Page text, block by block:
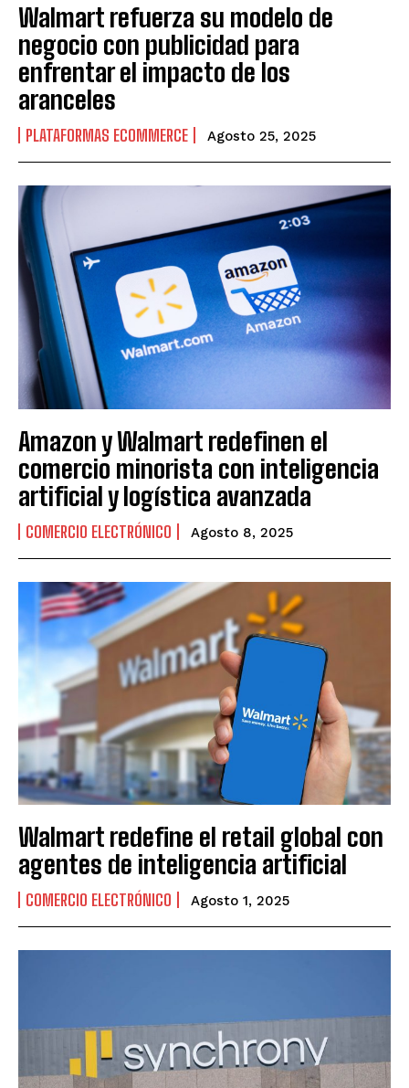
Walmart refuerza su modelo de
negocio con publicidad para
enfrentar el impacto de los
aranceles
PLATAFORMAS ECOMMERCE Agosto 25, 2025
Amazon y Walmart redefinen el
comercio minorista con inteligencia
artificial y logística avanzada
COMERCIO ELECTRÓNICO Agosto 8, 2025
Walmart redefine el retail global con
agentes de inteligencia artificial
COMERCIO ELECTRÓNICO Agosto 1, 2025